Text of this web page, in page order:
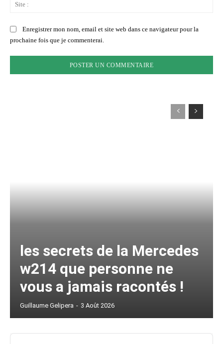
Enregistrer mon nom, email et site web dans ce navigateur pour la
prochaine fois que je commenterai.
les secrets de la Mercedes
w214 que personne ne
vous a jamais racontés !
Guillaume Gelipera - 3 Août 2026